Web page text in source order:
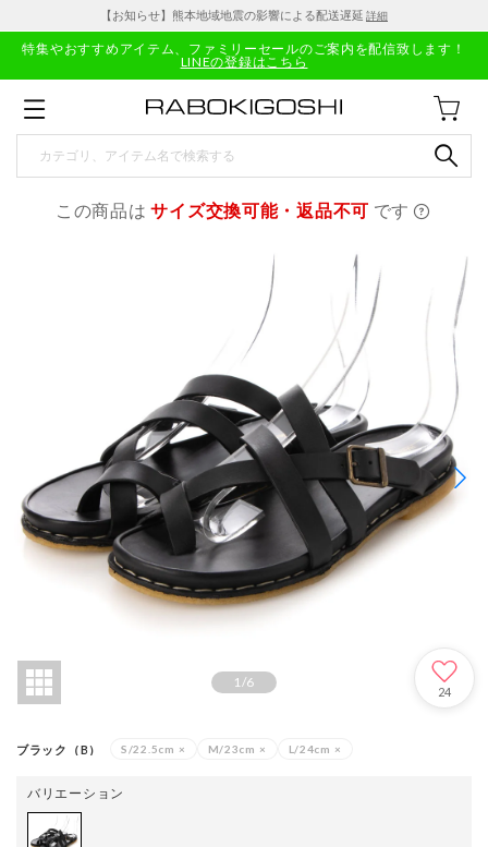
【お知らせ】熊本地域地震の影響による配送遅延 詳細
特集やおすすめアイテム、ファミリーセールのご案内を配信致します！
LINEの登録はこちら
この商品はサイズ交換可能・返品不可 です
1/6
24
ブラック（B） S/22.5cm × M/23cm × L/24cm ×
バリエーション